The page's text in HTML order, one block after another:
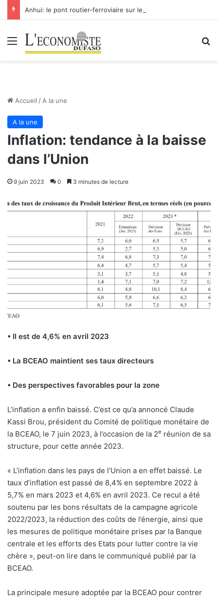
Menu
Accueil / A la une
A la une
Inflation: tendance à la baisse
dans l’Union
9 juin 2023 0 3 minutes de lecture
• Il est de 4,6% en avril 2023
• La BCEAO maintient ses taux directeurs
• Des perspectives favorables pour la zone
L’inflation a enfin baissé. C’est ce qu’a annoncé Claude
Kassi Brou, président du Comité de politique monétaire de
la BCEAO, le 7 juin 2023, à l’occasion de la 2e réunion de sa
structure, pour cette année 2023.
« L’inflation dans les pays de l’Union a en effet baissé. Le
taux d’inflation est passé de 8,4% en septembre 2022 à
5,7% en mars 2023 et 4,6% en avril 2023. Ce recul a été
soutenu par les bons résultats de la campagne agricole
2022/2023, la réduction des coûts de l’énergie, ainsi que
les mesures de politique monétaire prises par la Banque
centrale et les efforts des Etats pour lutter contre la vie
chère », peut-on lire dans le communiqué publié par la
BCEAO.
La principale mesure adoptée par la BCEAO pour contrer